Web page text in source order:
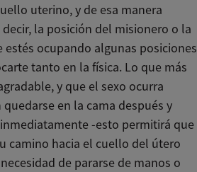
uterino, y de esa manera
la posición del misionero o la
ocupando algunas posiciones
tanto en la física. Lo que más
y que el sexo ocurra
en la cama después y
-esto permitirá que
camino hacia el cuello del útero
de pararse de manos o